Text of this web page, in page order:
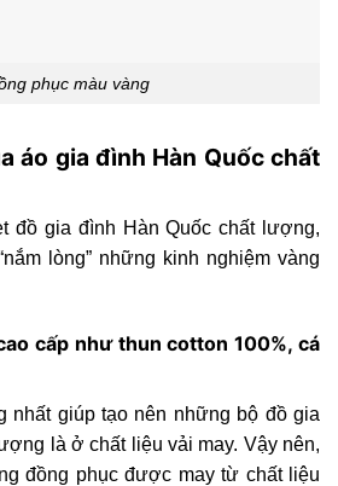
phục màu vàng
áo gia đình Hàn Quốc chất
đồ gia đình Hàn Quốc chất lượng,
lòng” những kinh nghiệm vàng
cấp như thun cotton 100%, cá
nhất giúp tạo nên những bộ đồ gia
là ở chất liệu vải may. Vậy nên,
đồng phục được may từ chất liệu